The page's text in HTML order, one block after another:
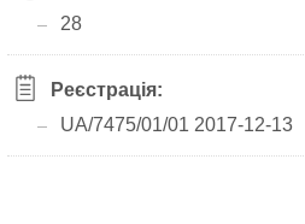
28
Реєстрація:
UA/7475/01/01 2017-12-13